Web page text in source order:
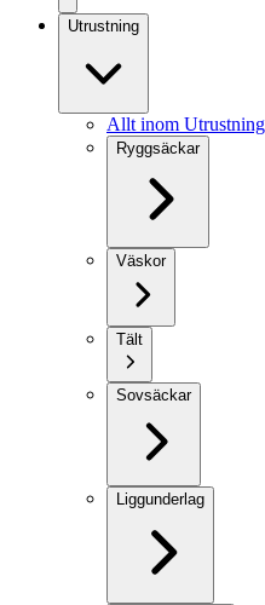
Utrustning
Allt inom Utrustning
Ryggsäckar
Väskor
Tält
Sovsäckar
Liggunderlag